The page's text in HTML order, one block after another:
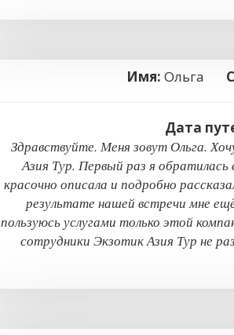
Имя: Ольга
Дата
Здравствуйте. Меня зовут Ольга.
Азия Тур. Первый раз я
красочно описала и подробно
результате нашей встречи мне
пользуюсь услугами только этой
сотрудники Экзотик Азия Тур не